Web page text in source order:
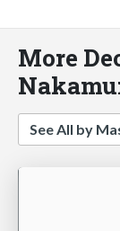
More
See All by